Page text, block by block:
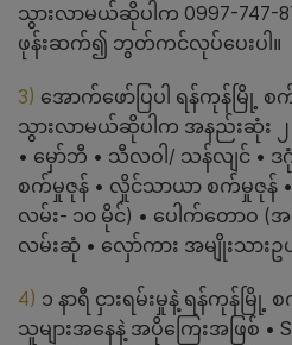
သွားလာမယ်ဆိုပါက 0997-747-
ဖုန်းဆက်၍ ဘွတ်ကင်လုပ်ပေးပါ။
3) အောက်ဖော်ပြပါ ရန်ကုန်မြို့ စက်
သွားလာမယ်ဆိုပါက အနည်းဆုံး ၂ နာ
• မှော်ဘီ • သီလဝါ/ သန်လျင် •
စက်မှုဇုန် • လှိုင်သာယာ စက်မှုဇုန် •
လမ်း- ၁၀ မိုင်) • ပေါက်တောဝ (
လမ်းဆုံ • လှော်ကား အမျိုးသားဥ
4) ၁ နာရီ ငှားရမ်းမှုနဲ့ ရန်ကုန်မြို့
သူများအနေနဲ့ အပိုကြေးအဖြစ် •